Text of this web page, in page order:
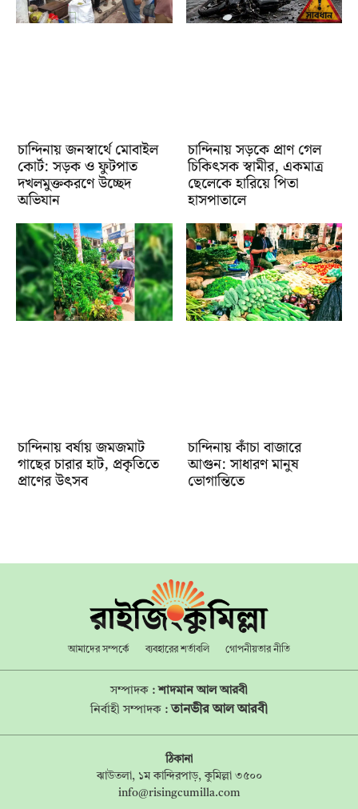
চান্দিনায় জনস্বার্থে মোবাইল
কোর্ট: সড়ক ও ফুটপাত
দখলমুক্তকরণে উচ্ছেদ
অভিযান
চান্দিনায় সড়কে প্রাণ গেল
চিকিৎসক স্বামীর, একমাত্র
ছেলেকে হারিয়ে পিতা
হাসপাতালে
চান্দিনায় বর্ষায় জমজমাট
গাছের চারার হাট, প্রকৃতিতে
প্রাণের উৎসব
চান্দিনায় কাঁচা বাজারে
আগুন: সাধারণ মানুষ
ভোগান্তিতে
আমাদের সম্পর্কে ব্যবহারের শর্তাবলি গোপনীয়তার নীতি
সম্পাদক :শাদমান আল আরবী
নির্বাহী সম্পাদক : তানভীর আল আরবী
ঠিকানা
ঝাউতলা, ১ম কান্দিরপাড়, কুমিল্লা ৩৫০০
info@risingcumilla.com